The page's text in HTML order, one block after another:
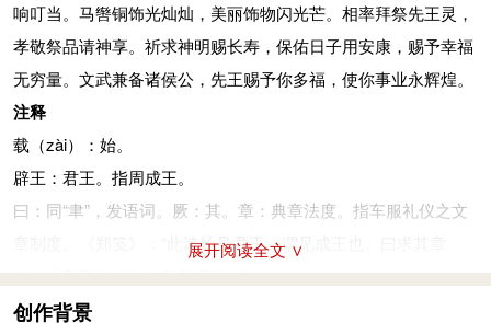
文：辉煌而有文德。烈，有武功。辟公：指诸侯公卿。绥：安
参考资料：
1、王秀梅译注．诗经（下）：雅颂．北京：中华书局，2015：
2、姜亮夫等．先秦诗鉴赏辞典．上海：上海辞书出版社，
响叮当。马辔铜饰光灿灿，美丽饰物闪光芒。相率拜祭先王灵，
孝敬祭品请神享。祈求神明赐长寿，保佑日子用安康，赐予幸福
无穷量。文武兼备诸侯公，先王赐予你多福，使你事业永辉煌。
注释
载（zài）：始。
辟王：君王。指周成王。
曰：同“聿”，发语词。厥：其。章：典章法度。指车服礼仪之文
章制度。《郑笺》：“此诗始见君王，谓见成王也。曰求其章
龙旂（qí）：画有蛟龙图案的旗，旗竿头系铃。阳阳：鲜明。一
展开阅读全文 ∨
创作背景